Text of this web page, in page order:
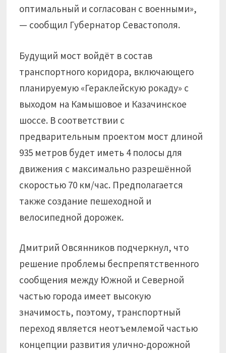
оптимальный и согласован с военными»,
— сообщил Губернатор Севастополя.
Будущий мост войдёт в состав
транспортного коридора, включающего
планируемую «Гераклейскую рокаду» с
выходом на Камышовое и Казачинское
шоссе. В соответствии с
предварительным проектом мост длиной
935 метров будет иметь 4 полосы для
движения с максимально разрешённой
скоростью 70 км/час. Предполагается
также создание пешеходной и
велосипедной дорожек.
Дмитрий Овсянников подчеркнул, что
решение проблемы беспрепятственного
сообщения между Южной и Северной
частью города имеет высокую
значимость, поэтому, транспортный
переход является неотъемлемой частью
концепции развития улично-дорожной